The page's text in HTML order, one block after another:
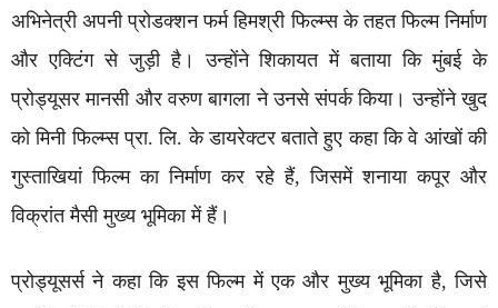
अभिनेत्री अपनी प्रोडक्शन फर्म हिमश्री फिल्म्स के तहत फिल्म निर्माण
और एक्टिंग से जुड़ी है। उन्होंने शिकायत में बताया कि मुंबई के
प्रोड्यूसर मानसी और वरुण बागला ने उनसे संपर्क किया। उन्होंने खुद
को मिनी फिल्म्स प्रा. लि. के डायरेक्टर बताते हुए कहा कि वे आंखों की
गुस्ताखियां फिल्म का निर्माण कर रहे हैं, जिसमें शनाया कपूर और
विक्रांत मैसी मुख्य भूमिका में हैं।
प्रोड्यूसर्स ने कहा कि इस फिल्म में एक और मुख्य भूमिका है, जिसे